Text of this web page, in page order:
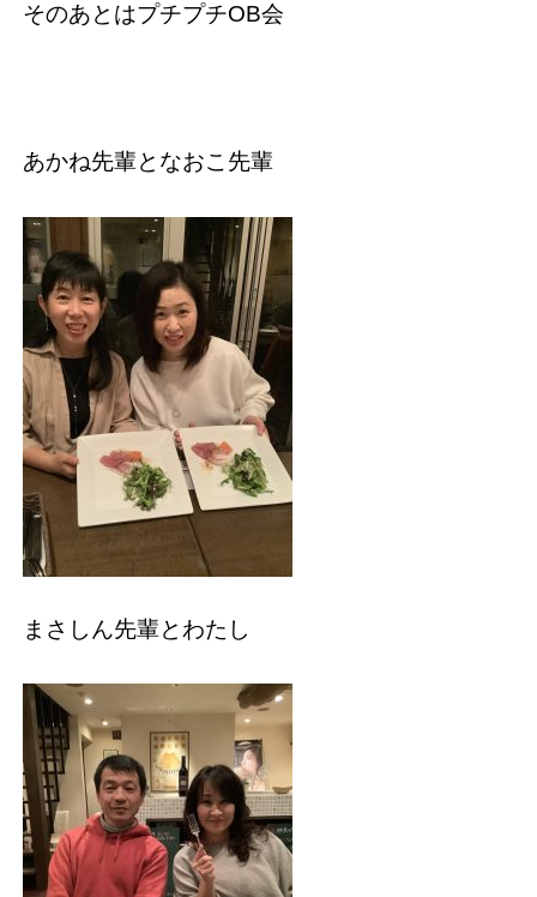
そのあとはプチプチOB会
あかね先輩となおこ先輩
まさしん先輩とわたし